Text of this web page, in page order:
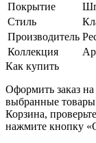
Покрытие
Стиль
Производитель
Коллекция
Как купить
Оформить заказ
выбранные товары
Корзина,
нажмите кнопку